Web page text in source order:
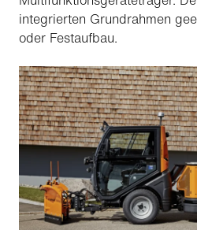
integrierten Grundrahmen
oder Festaufbau.